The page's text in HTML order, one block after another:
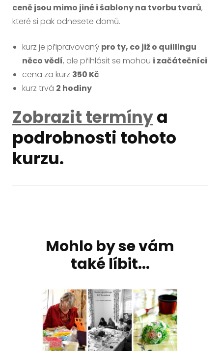
ceně jsou mimo jiné i šablony na tvorbu tvarů,
které si pak odnesete domů.
kurz je připravovaný pro ty, co již o quillingu
něco vědí, ale přihlásit se mohou i začátečníci
cena za kurz 350 Kč
kurz trvá 2 hodiny
Zobrazit termínya
podrobnosti tohoto
kurzu.
Mohlo by se vám
také líbit...